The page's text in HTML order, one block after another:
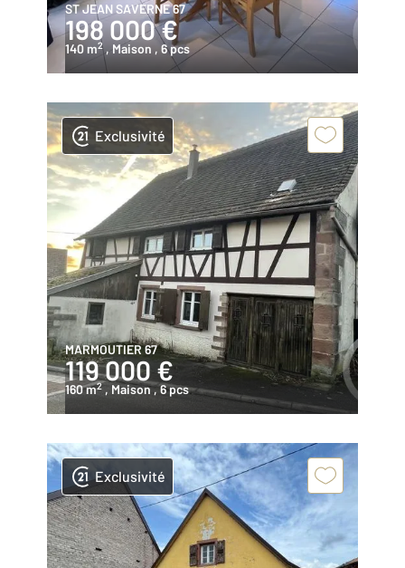
ST JEAN SAVERNE 67
198 000 €
140 m2 , Maison , 6 pcs
Exclusivité
MARMOUTIER 67
119 000 €
160 m2 , Maison, 6 pcs
Exclusivité